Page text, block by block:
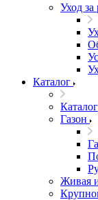
Уход за
Каталог
Каталог
Газон
Живая